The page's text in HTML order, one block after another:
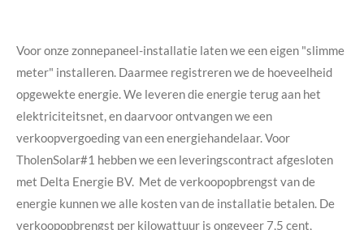
Voor onze zonnepaneel-installatie laten we een eigen "slimme
meter" installeren. Daarmee registreren we de hoeveelheid
opgewekte energie. We leveren die energie terug aan het
elektriciteitsnet, en daarvoor ontvangen we een
verkoopvergoeding van een energiehandelaar. Voor
TholenSolar#1 hebben we een leveringscontract afgesloten
met Delta Energie BV. Met de verkoopopbrengst van de
energie kunnen we alle kosten van de installatie betalen. De
verkoopopbrengst per kilowattuur is ongeveer 7,5 cent,